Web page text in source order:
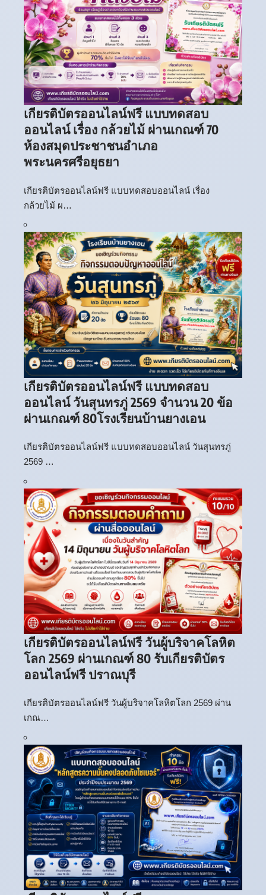
เกียรติบัตรออนไลน์ฟรี แบบทดสอบ
ออนไลน์ เรื่อง กล้วยไม้ ผ่านเกณฑ์ 70
ห้องสมุดประชาชนอำเภอ
พระนครศรีอยุธยา
เกียรติบัตรออนไลน์ฟรี แบบทดสอบออนไลน์ เรื่อง
กล้วยไม้ ผ…
เกียรติบัตรออนไลน์ฟรี แบบทดสอบ
ออนไลน์ วันสุนทรภู่ 2569 จำนวน 20 ข้อ
ผ่านเกณฑ์ 80โรงเรียนบ้านยางเอน
เกียรติบัตรออนไลน์ฟรี แบบทดสอบออนไลน์ วันสุนทรภู่
2569 …
เกียรติบัตรออนไลน์ฟรี วันผู้บริจาคโลหิต
โลก 2569 ผ่านเกณฑ์ 80 รับเกียรติบัตร
ออนไลน์ฟรี ปราณบุรี
เกียรติบัตรออนไลน์ฟรี วันผู้บริจาคโลหิตโลก 2569 ผ่าน
เกณ…